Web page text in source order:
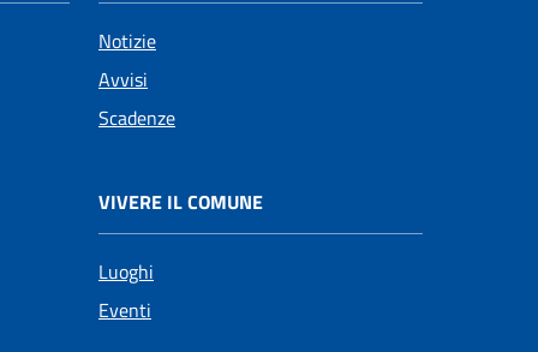
Notizie
Avvisi
Scadenze
VIVERE IL COMUNE
Luoghi
Eventi